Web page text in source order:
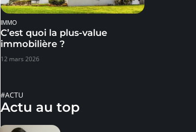
IMMO
C’est quoi la plus-value
immobilière ?
12 mars 2026
#ACTU
Actu au top